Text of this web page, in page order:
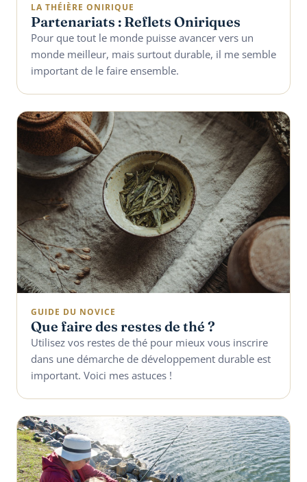
LA THÉIÈRE ONIRIQUE
Partenariats : Reflets Oniriques
Pour que tout le monde puisse avancer vers un
monde meilleur, mais surtout durable, il me semble
important de le faire ensemble.
GUIDE DU NOVICE
Que faire des restes de thé ?
Utilisez vos restes de thé pour mieux vous inscrire
dans une démarche de développement durable est
important. Voici mes astuces !